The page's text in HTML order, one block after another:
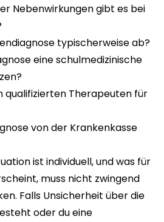
Nebenwirkungen gibt es bei
typischerweise ab?
eine schulmedizinische
qualifizierten Therapeuten für
von der Krankenkasse
ist individuell, und was für
muss nicht zwingend
Falls Unsicherheit über die
oder du eine